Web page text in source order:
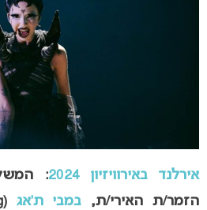
אירלנד באירוויזיון 2024 :
הזמר/ת האירי/ת, במבי ת’אג